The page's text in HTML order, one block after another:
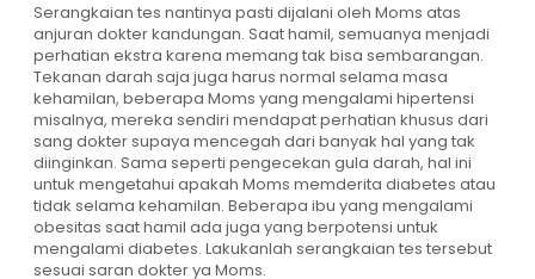
Serangkaian tes nantinya pasti dijalani oleh Moms atas
anjuran dokter kandungan. Saat hamil, semuanya menjadi
perhatian ekstra karena memang tak bisa sembarangan.
Tekanan darah saja juga harus normal selama masa
kehamilan, beberapa Moms yang mengalami hipertensi
misalnya, mereka sendiri mendapat perhatian khusus dari
sang dokter supaya mencegah dari banyak hal yang tak
diinginkan. Sama seperti pengecekan gula darah, hal ini
untuk mengetahui apakah Moms memderita diabetes atau
tidak selama kehamilan. Beberapa ibu yang mengalami
obesitas saat hamil ada juga yang berpotensi untuk
mengalami diabetes. Lakukanlah serangkaian tes tersebut
sesuai saran dokter ya Moms.